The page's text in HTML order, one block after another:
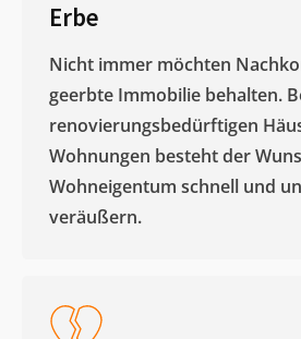
Erbe
Nicht immer möchten
geerbte Immobilie behalten.
renovierungsbedürftigen
Wohnungen besteht der
Wohneigentum schnell und
veräußern. ​